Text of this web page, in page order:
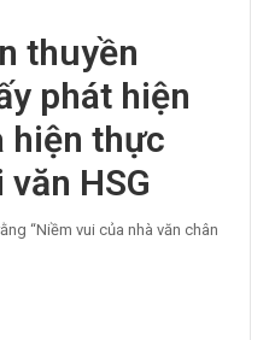
thuyền
phát hiện
hiện thực
HSG
“Niềm vui của nhà văn chân